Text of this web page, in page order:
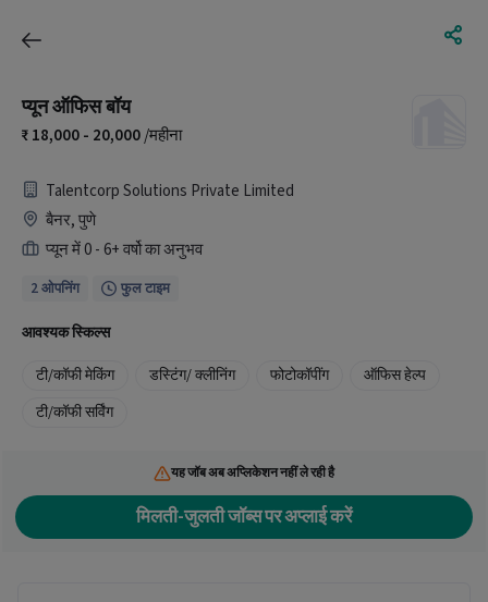
प्यून ऑफिस बॉय
18,000 - 20,000/महीना
Talentcorp Solutions Private Limited
बैनर, पुणे
प्यून में 0 - 6+ वर्षो का अनुभव
2 ओपनिंग फुल टाइम
आवश्यक स्किल्स
टी/कॉफी मेकिंग
डस्टिंग/ क्लीनिंग फोटोकॉपींग
ऑफिस हेल्प
टी/कॉफी सर्विंग
यह जॉब अब अप्लिकेशन नहीं ले रही है
मिलती-जुलती जॉब्स पर अप्लाई करें